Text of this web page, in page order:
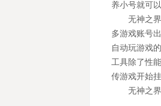
养小号就可
无神之
多游戏账号
自动玩游戏
工具除了性
传游戏开始挂
无神之